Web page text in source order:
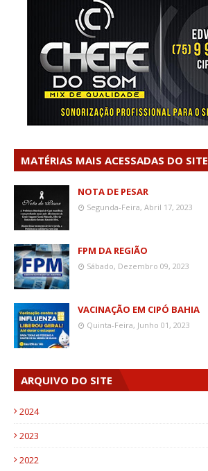
MATÉRIAS MAIS ACESSADAS DO SITE
NOTA DE PESAR
Segunda-Feira, Abril 17, 2023
FPM DA REGIÃO
Sábado, Dezembro 09, 2023
VACINAÇÃO EM CIPÓ BAHIA
Quinta-Feira, Junho 01, 2023
ARQUIVO DO SITE
2024
2023
2022